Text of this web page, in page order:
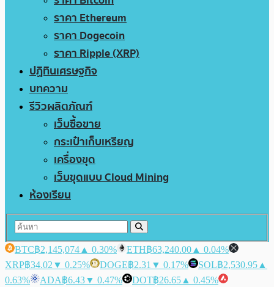
ราคา Ethereum
ราคา Dogecoin
ราคา Ripple (XRP)
ปฏิทินเศรษฐกิจ
บทความ
รีวิวผลิตภัณฑ์
เว็บซื้อขาย
กระเป๋าเก็บเหรียญ
เครื่องขุด
เว็บขุดแบบ Cloud Mining
ห้องเรียน
BTC฿2,145,074 ▲ 0.30% ETH฿63,240.00 ▲ 0.04%
XRP฿34.02 ▼ 0.25% DOGE฿2.31 ▼ 0.17% SOL฿2,530.95 ▲
0.63%
ADA฿6.43▼ 0.47% DOT฿26.65 ▲ 0.45%